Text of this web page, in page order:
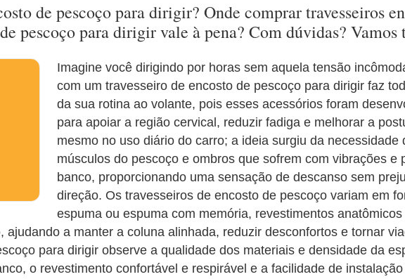
de pescoço para dirigir? Onde comprar travesseiros
pescoço para dirigir vale à pena? Com dúvidas? Vamos
Imagine você dirigindo por horas sem aquela tensão
com um travesseiro de encosto de pescoço para dirigir faz
da sua rotina ao volante, pois esses acessórios foram
para apoiar a região cervical, reduzir fadiga e melhorar a
mesmo no uso diário do carro; a ideia surgiu da necessidade
músculos do pescoço e ombros que sofrem com vibrações e
banco, proporcionando uma sensação de descanso sem
direção. Os travesseiros de encosto de pescoço variam em
espuma ou espuma com memória, revestimentos
a manter a coluna alinhada, reduzir desconfortos e tornar
para dirigir observe a qualidade dos materiais e densidade da
o revestimento confortável e respirável e a facilidade de